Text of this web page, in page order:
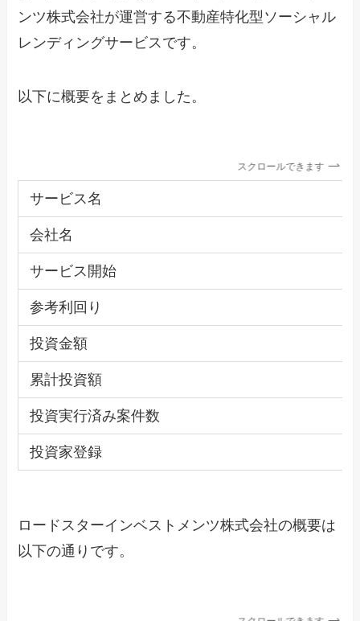
ンツ株式会社が運営する不動産特化型ソーシャル
レンディングサービスです。
以下に概要をまとめました。
スクロールできます
サービス名
会社名
サービス開始
参考利回り
投資金額
累計投資額
投資実行済み案件数
投資家登録
ロードスターインベストメンツ株式会社の概要は
以下の通りです。